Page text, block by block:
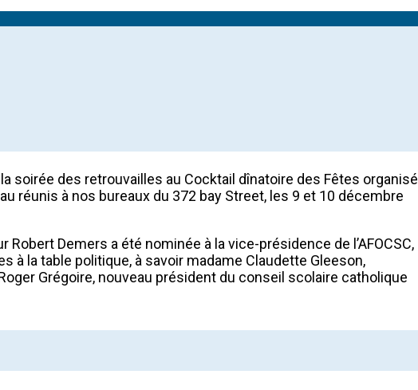
soirée des retrouvailles au Cocktail dînatoire des Fêtes organisé
réunis à nos bureaux du 372 bay Street, les 9 et 10 décembre
Demers a été nominée à la vice-présidence de l’AFOCSC,
à la table politique, à savoir madame Claudette Gleeson,
Grégoire, nouveau président du conseil scolaire catholique